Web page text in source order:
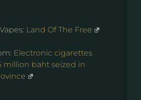
Land Of The Free
Electronic cigarettes
million baht seized in